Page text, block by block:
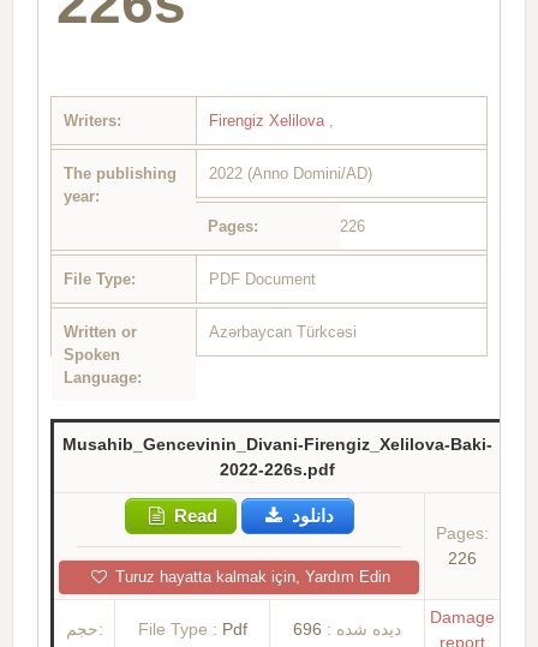
Writers: Firengiz Xelilova
The publishing
year:
2022 (Anno Domini/AD)
Pages: 226
File Type: PDF Document
Written or
Spoken
Language:
Azərbaycan Türkcəsi
Musahib_Gencevinin_Divani-Firengiz_Xelilova-Baki-
2022-226s.pdf
Read دانلود
Turuz hayatta kalmak için, Yardım Edin
Pages:
226
حجم: File Type : Pdf دیده شده : 696
Damage
report